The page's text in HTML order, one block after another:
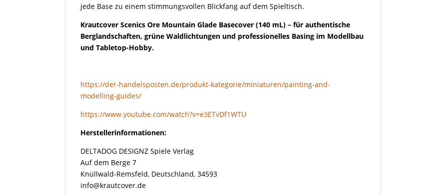
jede Base zu einem stimmungsvollen Blickfang auf dem Spieltisch.
Krautcover Scenics Ore Mountain Glade Basecover (140 mL) – für authentische
Berglandschaften, grüne Waldlichtungen und professionelles Basing im Modellbau
und Tabletop-Hobby.
https://der-handelsposten.de/produkt-kategorie/miniaturen/painting-and-
modelling-guides/
https://www.youtube.com/watch?v=e3ETvDf1WTU
Herstellerinformationen:
DELTADOG DESIGNZ Spiele Verlag
Auf dem Berge 7
Knüllwald-Remsfeld, Deutschland, 34593
info@krautcover.de